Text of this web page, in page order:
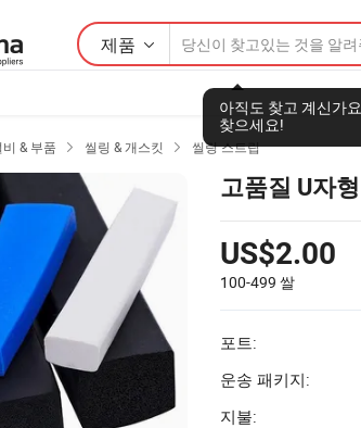
제품
아직도 찾고 계신가
찾으세요!
& 부품  씰링 & 개스킷  씰링 스트립
고품질 U자
US$2.00
100-499 쌀
포트:
운송 패키지:
지불: